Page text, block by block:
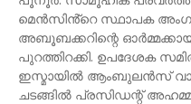
മെൻസിൻ്റെ സ്ഥാപക
അബൂബക്കറിന്റെ
പുറത്തിറക്കി. ഉപദേശക
ഇസ്മായിൽ ആംബുലൻസ്
ചടങ്ങിൽ പ്രസിഡന്റ്